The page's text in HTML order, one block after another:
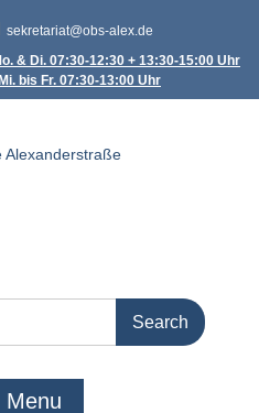
sekretariat@obs-alex.de
& Di. 07:30-12:30 + 13:30-15:00 Uhr
| Mi. bis Fr. 07:30-13:00 Uhr
Menu